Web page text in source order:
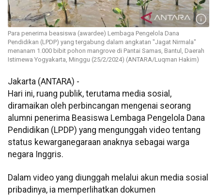
Para penerima beasiswa (awardee) Lembaga Pengelola Dana
Pendidikan (LPDP) yang tergabung dalam angkatan "Jagat Nirmala"
menanam 1.000 bibit pohon mangrove di Pantai Samas, Bantul, Daerah
Istimewa Yogyakarta, Minggu (25/2/2024) (ANTARA/Luqman Hakim)
Jakarta (ANTARA) -
Hari ini, ruang publik, terutama media sosial,
diramaikan oleh perbincangan mengenai seorang
alumni penerima Beasiswa Lembaga Pengelola Dana
Pendidikan (LPDP) yang mengunggah video tentang
status kewarganegaraan anaknya sebagai warga
negara Inggris.
Dalam video yang diunggah melalui akun media sosial
pribadinya, ia memperlihatkan dokumen